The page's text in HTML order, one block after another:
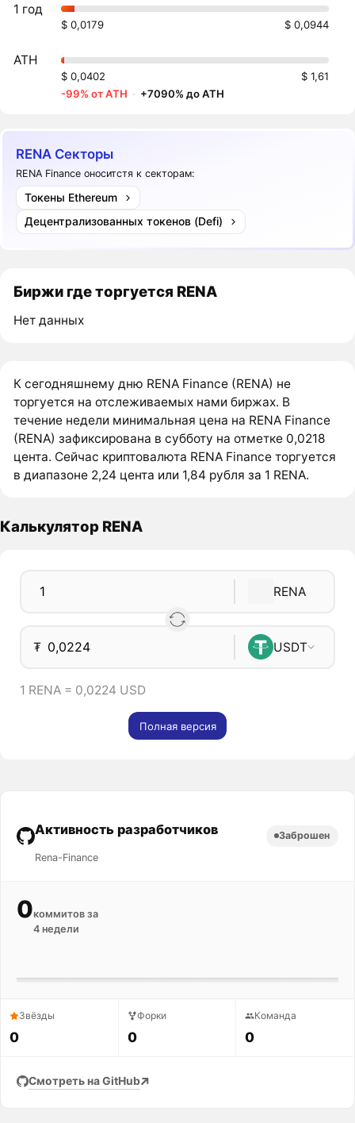
1 год
$ 0,0179 $ 0,0944
ATH
$ 0,0402
$ 1,61
-99% от ATH · +7090% до ATH
RENA Секторы
RENA Finance оноситстя к секторам:
Токены Ethereum
Децентрализованных токенов (Defi)
Биржи где торгуется RENA
Нет данных
К сегодняшнему дню RENA Finance (RENA) не
торгуется на отслеживаемых нами биржах. В
течение недели минимальная цена на RENA Finance
(RENA) зафиксирована в субботу на отметке 0,0218
цента. Сейчас криптовалюта RENA Finance торгуется
в диапазоне 2,24 цента или 1,84 рубля за 1 RENA.
Калькулятор RENA
RENA
₮ USDT
1 RENA = 0,0224 USD
Полная версия
Активность разработчиков
Rena-Finance
Заброшен
0коммитов за
4 недели
Звёзды
0
Форки
0
Команда
0
Смотреть на GitHub